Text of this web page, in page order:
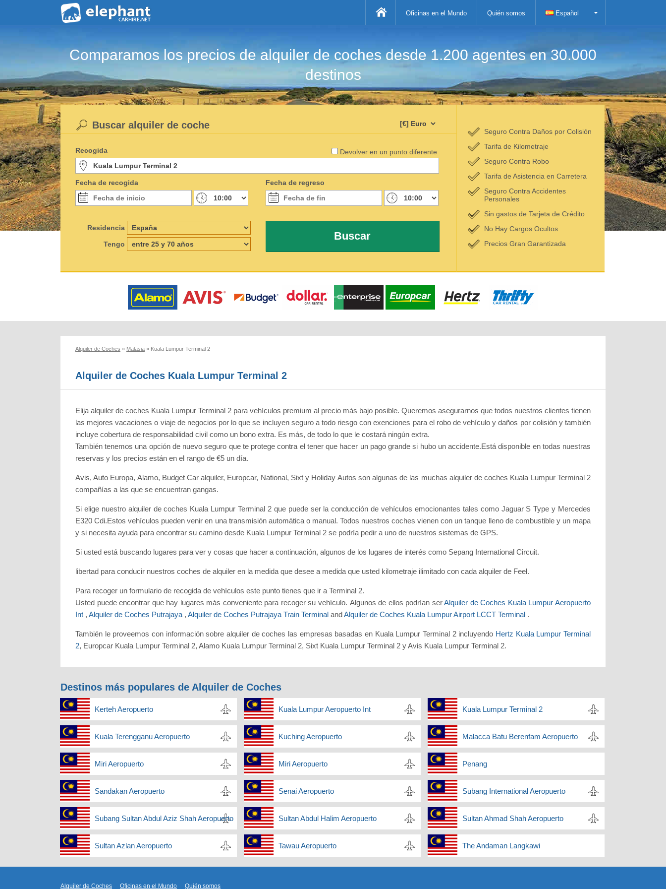
Oficinas en el Mundo Quién somos Español
Comparamos los precios de alquiler de coches desde 1.200 agentes en 30.000
destinos
Devolver en un punto diferente
Buscar alquiler de coche
Recogida
Fecha de recogida Fecha de regreso
Residencia
Tengo
Buscar
Seguro Contra Daños por Colisión
Tarifa de Kilometraje
Seguro Contra Robo
Tarifa de Asistencia en Carretera
Seguro Contra Accidentes
Personales
Sin gastos de Tarjeta de Crédito
No Hay Cargos Ocultos
Precios Gran Garantizada
Alquiler de Coches » Malasia » Kuala Lumpur Terminal 2
Alquiler de Coches Kuala Lumpur Terminal 2
Elija alquiler de coches Kuala Lumpur Terminal 2 para vehículos premium al precio más bajo posible. Queremos asegurarnos que todos nuestros clientes tienen
las mejores vacaciones o viaje de negocios por lo que se incluyen seguro a todo riesgo con exenciones para el robo de vehículo y daños por colisión y también
incluye cobertura de responsabilidad civil como un bono extra. Es más, de todo lo que le costará ningún extra.
También tenemos una opción de nuevo seguro que te protege contra el tener que hacer un pago grande si hubo un accidente.Está disponible en todas nuestras
reservas y los precios están en el rango de €5 un día.
Avis, Auto Europa, Alamo, Budget Car alquiler, Europcar, National, Sixt y Holiday Autos son algunas de las muchas alquiler de coches Kuala Lumpur Terminal 2
compañías a las que se encuentran gangas.
Si elige nuestro alquiler de coches Kuala Lumpur Terminal 2 que puede ser la conducción de vehículos emocionantes tales como Jaguar S Type y Mercedes
E320 Cdi.Estos vehículos pueden venir en una transmisión automática o manual. Todos nuestros coches vienen con un tanque lleno de combustible y un mapa
y si necesita ayuda para encontrar su camino desde Kuala Lumpur Terminal 2 se podría pedir a uno de nuestros sistemas de GPS.
Si usted está buscando lugares para ver y cosas que hacer a continuación, algunos de los lugares de interés como Sepang International Circuit.
libertad para conducir nuestros coches de alquiler en la medida que desee a medida que usted kilometraje ilimitado con cada alquiler de Feel.
Para recoger un formulario de recogida de vehículos este punto tienes que ir a Terminal 2.
Usted puede encontrar que hay lugares más conveniente para recoger su vehículo. Algunos de ellos podrían serAlquiler de Coches Kuala Lumpur Aeropuerto
Int , Alquiler de Coches Putrajaya , Alquiler de Coches Putrajaya Train Terminal andAlquiler de Coches Kuala Lumpur Airport LCCT Terminal .
También le proveemos con información sobre alquiler de coches las empresas basadas en Kuala Lumpur Terminal 2 incluyendo Hertz Kuala Lumpur Terminal
2, Europcar Kuala Lumpur Terminal 2, Alamo Kuala Lumpur Terminal 2, Sixt Kuala Lumpur Terminal 2 y Avis Kuala Lumpur Terminal 2.
Destinos más populares de Alquiler de Coches
Kerteh Aeropuerto Kuala Lumpur Aeropuerto Int Kuala Lumpur Terminal 2
Kuala Terengganu Aeropuerto Kuching Aeropuerto Malacca Batu Berenfam Aeropuerto
Miri Aeropuerto Miri Aeropuerto Penang
Sandakan Aeropuerto Senai Aeropuerto Subang International Aeropuerto
Subang Sultan Abdul Aziz Shah Aeropuerto Sultan Abdul Halim Aeropuerto Sultan Ahmad Shah Aeropuerto
Sultan Azlan Aeropuerto Tawau Aeropuerto The Andaman Langkawi
Alquiler de Coches Oficinas en el Mundo Quién somos